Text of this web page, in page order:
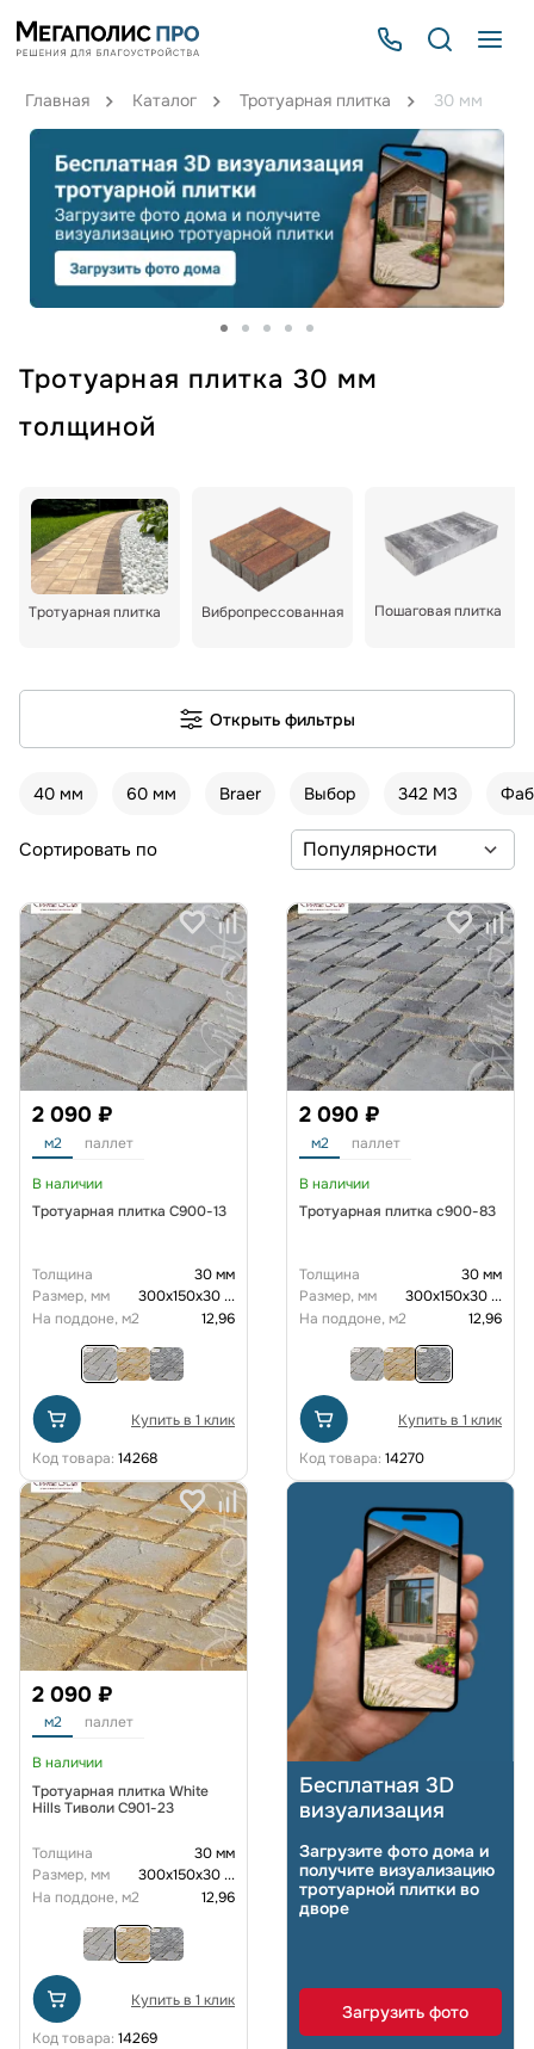
Главная Каталог Тротуарная плитка 30 мм
Тротуарная плитка 30 мм
толщиной
Тротуарная плитка Вибропрессованная Пошаговая плитка
Открыть фильтры
40 мм 60 мм Braer Выбор 342 МЗ
Сортировать по
2 090 ₽
м2 паллет
В наличии
Тротуарная плитка C900-13
Толщина
30 мм
Размер, мм
300х150х30...
На поддоне, м2
12,96
Купить в 1 клик
Код товара: 14268
2 090 ₽
м2 паллет
В наличии
Тротуарная плитка с900-83
Толщина
30 мм
Размер, мм
300х150х30...
На поддоне, м2
12,96
Купить в 1 клик
Код товара: 14270
2 090 ₽
м2 паллет
В наличии
Тротуарная плитка White
Hills Тиволи C901-23
Толщина
30 мм
Размер, мм
300х150х30...
На поддоне, м2
12,96
Купить в 1 клик
Код товара: 14269
Бесплатная 3D
визуализация
Загрузите фото дома и
получите визуализацию
тротуарной плитки во
дворе
Загрузить фото